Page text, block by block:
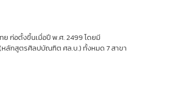
ก่อตั้งขึ้นเมื่อปี พ.ศ. 2499 โดยมี
ลักสูตรศิลปบัณฑิต ศล.บ.) ทั้งหมด 7 สาขา